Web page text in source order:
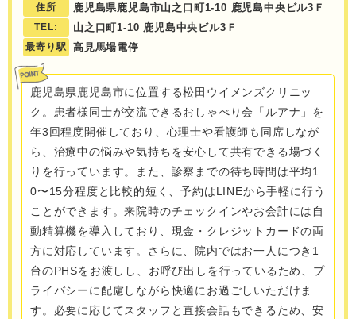
住所 鹿児島県鹿児島市山之口町1-10 鹿児島中央ビル3Ｆ
TEL: 山之口町1-10 鹿児島中央ビル3Ｆ
最寄り駅 高見馬場電停
鹿児島県鹿児島市に位置する松田ウイメンズクリニッ
ク。患者様同士が交流できるおしゃべり会「ルアナ」を
年3回程度開催しており、心理士や看護師も同席しなが
ら、治療中の悩みや気持ちを安心して共有できる場づく
りを行っています。また、診察までの待ち時間は平均1
0〜15分程度と比較的短く、予約はLINEから手軽に行う
ことができます。来院時のチェックインやお会計には自
動精算機を導入しており、現金・クレジットカードの両
方に対応しています。さらに、院内ではお一人につき1
台のPHSをお渡しし、お呼び出しを行っているため、プ
ライバシーに配慮しながら快適にお過ごしいただけま
す。必要に応じてスタッフと直接会話もできるため、安